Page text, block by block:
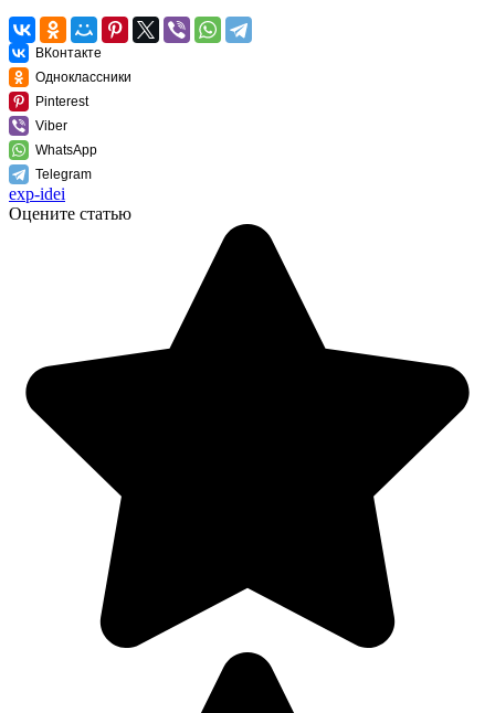
ВКонтакте
Одноклассники
Pinterest
Viber
WhatsApp
Telegram
exp-idei
Оцените статью